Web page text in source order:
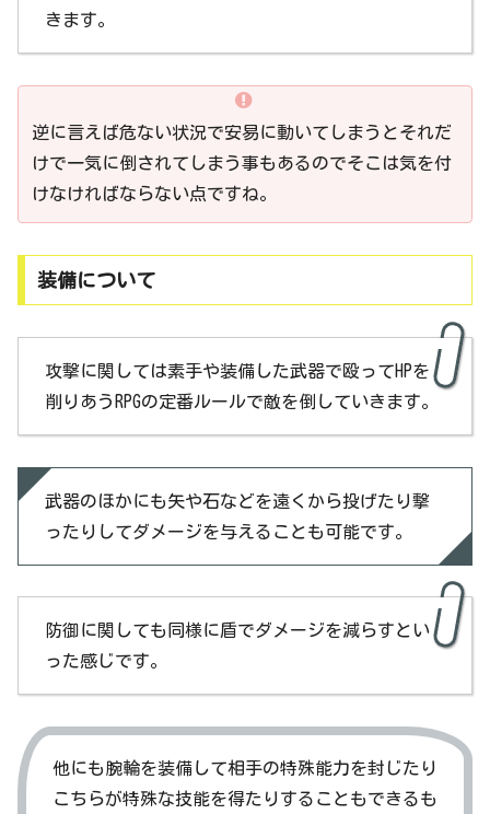
きます。
逆に言えば危ない状況で安易に動いてしまうとそれだ
けで一気に倒されてしまう事もあるのでそこは気を付
けなければならない点ですね。
装備について
攻撃に関しては素手や装備した武器で殴ってHPを
削りあうRPGの定番ルールで敵を倒していきます。
武器のほかにも矢や石などを遠くから投げたり撃
ったりしてダメージを与えることも可能です。
防御に関しても同様に盾でダメージを減らすとい
った感じです。
他にも腕輪を装備して相手の特殊能力を封じたり
こちらが特殊な技能を得たりすることもできるも